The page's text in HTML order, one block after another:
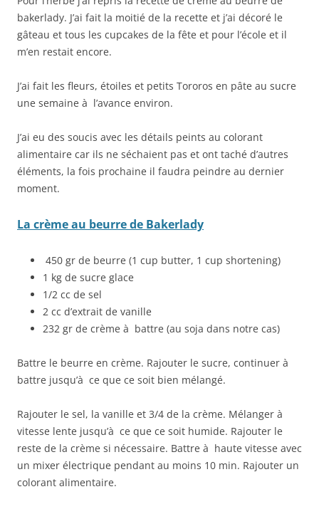
bakerlady. J’ai fait la moitié de la recette et j’ai décoré le
gâteau et tous les cupcakes de la fête et pour l’école et il
m’en restait encore.
J’ai fait les fleurs, étoiles et petits Tororos en pâte au sucre
une semaine à l’avance environ.
J’ai eu des soucis avec les détails peints au colorant
alimentaire car ils ne séchaient pas et ont taché d’autres
éléments, la fois prochaine il faudra peindre au dernier
moment.
La crème au beurre de Bakerlady
450 gr de beurre (1 cup butter, 1 cup shortening)
1 kg de sucre glace
1/2 cc de sel
2 cc d’extrait de vanille
232 gr de crème à battre (au soja dans notre cas)
Battre le beurre en crème. Rajouter le sucre, continuer à
battre jusqu’à ce que ce soit bien mélangé.
Rajouter le sel, la vanille et 3/4 de la crème. Mélanger à
vitesse lente jusqu’à ce que ce soit humide. Rajouter le
reste de la crème si nécessaire. Battre à haute vitesse avec
un mixer électrique pendant au moins 10 min. Rajouter un
colorant alimentaire.